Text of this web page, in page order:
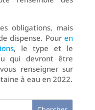
obligations, mais
dispense. Pouren
, le type et le
qui devront être
renseigner sur
à eau en 2022.